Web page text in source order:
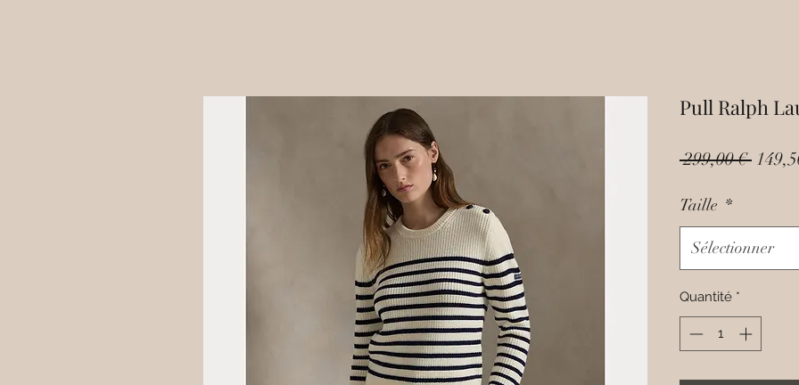
Pull Ralph
299,00 € Prix
Taille *
Sélectionner
Quantité *